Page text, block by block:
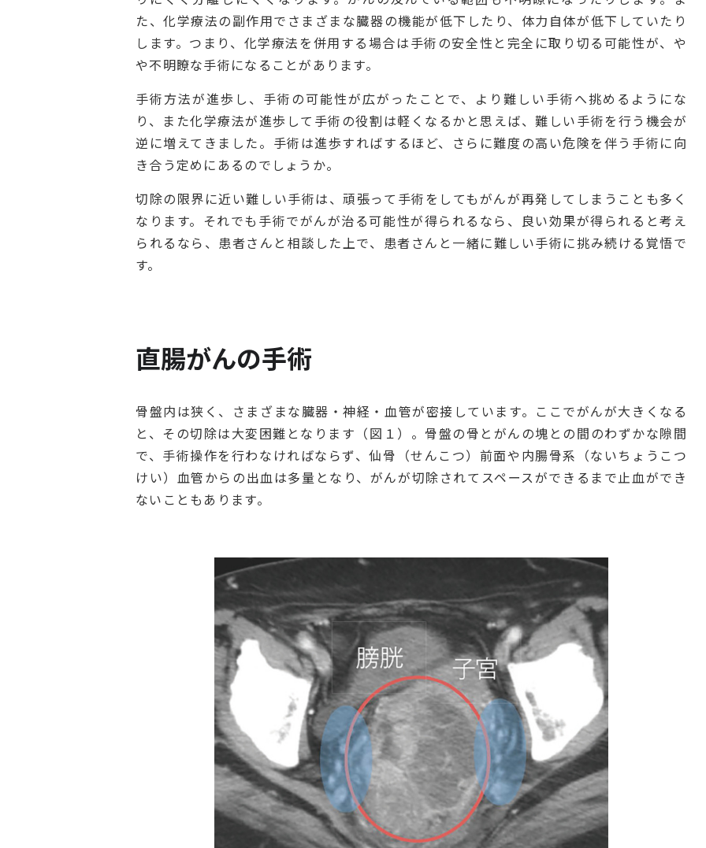
た、化学療法の副作用でさまざまな臓器の機能が低下したり、体力自体が低下していたり
します。つまり、化学療法を併用する場合は手術の安全性と完全に取り切る可能性が、や
や不明瞭な手術になることがあります。
手術方法が進歩し、手術の可能性が広がったことで、より難しい手術へ挑めるようにな
り、また化学療法が進歩して手術の役割は軽くなるかと思えば、難しい手術を行う機会が
逆に増えてきました。手術は進歩すればするほど、さらに難度の高い危険を伴う手術に向
き合う定めにあるのでしょうか。
切除の限界に近い難しい手術は、頑張って手術をしてもがんが再発してしまうことも多く
なります。それでも手術でがんが治る可能性が得られるなら、良い効果が得られると考え
られるなら、患者さんと相談した上で、患者さんと一緒に難しい手術に挑み続ける覚悟で
す。
直腸がんの手術
骨盤内は狭く、さまざまな臓器・神経・血管が密接しています。ここでがんが大きくなる
と、その切除は大変困難となります（図１）。骨盤の骨とがんの塊との間のわずかな隙間
で、手術操作を行わなければならず、仙骨（せんこつ）前面や内腸骨系（ないちょうこつ
けい）血管からの出血は多量となり、がんが切除されてスペースができるまで止血ができ
ないこともあります。